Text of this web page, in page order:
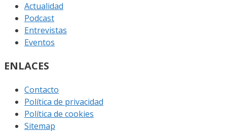
Actualidad
Podcast
Entrevistas
Eventos
ENLACES
Contacto
Política de privacidad
Política de cookies
Sitemap